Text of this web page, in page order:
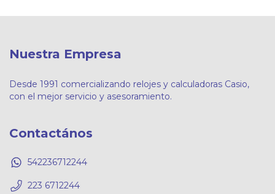
Nuestra Empresa
Desde 1991 comercializando relojes y calculadoras Casio,
con el mejor servicio y asesoramiento.
Contactános
542236712244
223 6712244